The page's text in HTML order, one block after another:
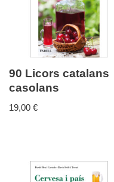
90 Licors catalans
casolans
19,00 €